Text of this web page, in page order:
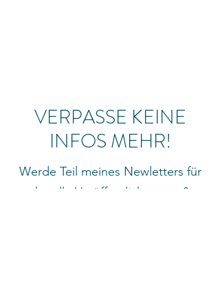
VERPASSE KEINE
INFOS MEHR!
Werde Teil meines Newletters für
aktuelle Veröffentlichungen &